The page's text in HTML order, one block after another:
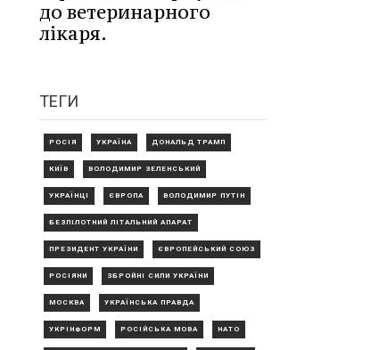
до ветеринарного
лікаря.
ТЕГИ
РОСІЯ УКРАЇНА ДОНАЛЬД ТРАМП
КИЇВ ВОЛОДИМИР ЗЕЛЕНСЬКИЙ
УКРАЇНЦІ ЄВРОПА ВОЛОДИМИР ПУТІН
БЕЗПІЛОТНИЙ ЛІТАЛЬНИЙ АПАРАТ
ПРЕЗИДЕНТ УКРАЇНИ ЄВРОПЕЙСЬКИЙ СОЮЗ
РОСІЯНИ ЗБРОЙНІ СИЛИ УКРАЇНИ
МОСКВА УКРАЇНСЬКА ПРАВДА
УКРІНФОРМ РОСІЙСЬКА МОВА НАТО